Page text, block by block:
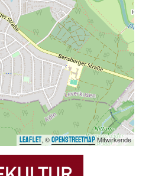
Leaflet, ©OpenStreetMapMitwirkende